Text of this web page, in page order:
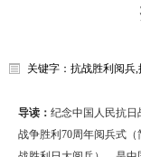
关键字： 抗战胜利阅兵
导读： 纪念中国人民抗
战争胜利70周年阅兵式（